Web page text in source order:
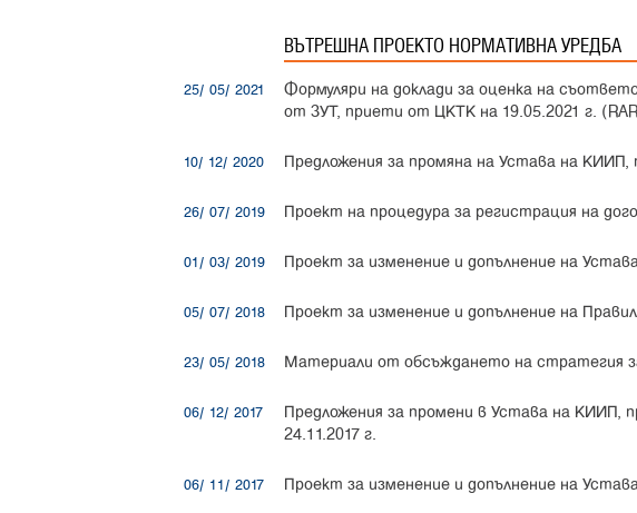
ВЪТРЕШНА ПРОЕКТО НОРМАТИВНА УРЕДБА
25/ 05/ 2021
Формуляри на доклади за оценка на
от ЗУТ, приети от ЦКТК на 19.05.2021 г.
10/ 12/ 2020 Предложения за промяна на Устава на
26/ 07/ 2019 Проект на процедура за регистрация на
01/ 03/ 2019 Проект за изменение и допълнение на
05/ 07/ 2018 Проект за изменение и допълнение на
23/ 05/ 2018 Материали от обсъждането на стратегия
06/ 12/ 2017
Предложения за промени в Устава на КИИП,
24.11.2017 г.
06/ 11/ 2017 Проект за изменение и допълнение на